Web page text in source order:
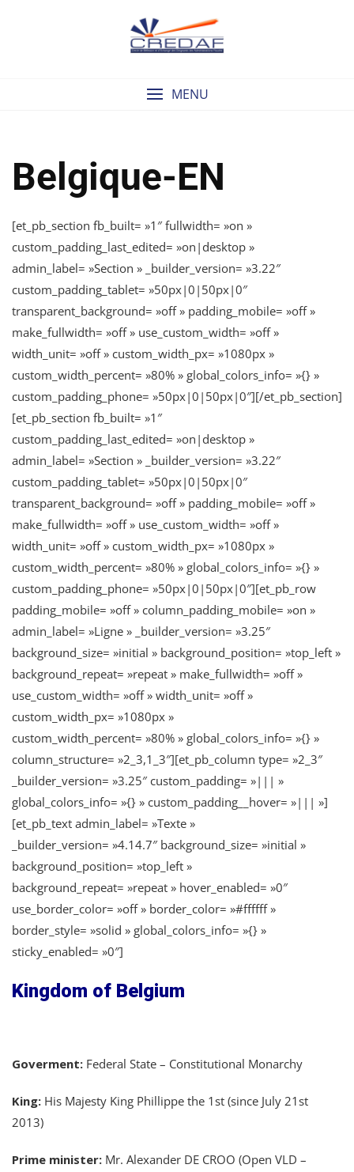
MENU
Belgique-EN
[et_pb_section fb_built= »1″ fullwidth= »on »
custom_padding_last_edited= »on|desktop »
admin_label= »Section » _builder_version= »3.22″
custom_padding_tablet= »50px|0|50px|0″
transparent_background= »off » padding_mobile= »off »
make_fullwidth= »off » use_custom_width= »off »
width_unit= »off » custom_width_px= »1080px »
custom_width_percent= »80% » global_colors_info= »{} »
custom_padding_phone= »50px|0|50px|0″][/et_pb_section]
[et_pb_section fb_built= »1″
custom_padding_last_edited= »on|desktop »
admin_label= »Section » _builder_version= »3.22″
custom_padding_tablet= »50px|0|50px|0″
transparent_background= »off » padding_mobile= »off »
make_fullwidth= »off » use_custom_width= »off »
width_unit= »off » custom_width_px= »1080px »
custom_width_percent= »80% » global_colors_info= »{} »
custom_padding_phone= »50px|0|50px|0″][et_pb_row
padding_mobile= »off » column_padding_mobile= »on »
admin_label= »Ligne » _builder_version= »3.25″
background_size= »initial » background_position= »top_left »
background_repeat= »repeat » make_fullwidth= »off »
use_custom_width= »off » width_unit= »off »
custom_width_px= »1080px »
custom_width_percent= »80% » global_colors_info= »{} »
column_structure= »2_3,1_3″][et_pb_column type= »2_3″
_builder_version= »3.25″ custom_padding= »||| »
global_colors_info= »{} » custom_padding__hover= »||| »]
[et_pb_text admin_label= »Texte »
_builder_version= »4.14.7″ background_size= »initial »
background_position= »top_left »
background_repeat= »repeat » hover_enabled= »0″
use_border_color= »off » border_color= »#ffffff »
border_style= »solid » global_colors_info= »{} »
sticky_enabled= »0″]
Kingdom of Belgium
Goverment: Federal State – Constitutional Monarchy
King: His Majesty King Phillippe the 1st (since July 21st
2013)
Prime minister: Mr. Alexander DE CROO (Open VLD –